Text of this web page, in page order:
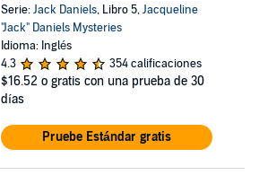
Serie:Jack Daniels, Libro 5,Jacqueline
"Jack" Daniels Mysteries
Idioma: Inglés
4.3
354 calificaciones
$16.52 o gratis con una prueba de 30
días
Pruebe Estándar gratis